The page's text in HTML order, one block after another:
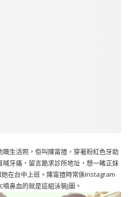
生活照，佢叫陳甯揎，穿著粉紅色牙助
牙痛，留言跪求診所地址，想一睹正妹
在台中上班。陳甯揎時常係Instagram
鼻血的就是這組泳裝J圖。